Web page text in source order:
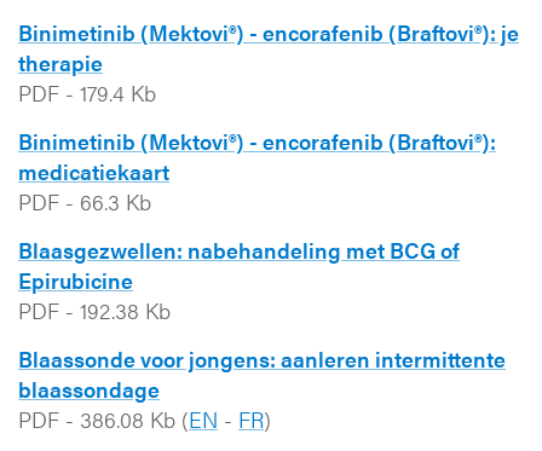
Binimetinib (Mektovi®) - encorafenib (Braftovi®): je
therapie
PDF - 179.4 Kb
Binimetinib (Mektovi®) - encorafenib (Braftovi®):
medicatiekaart
PDF - 66.3 Kb
Blaasgezwellen: nabehandeling met BCG of
Epirubicine
PDF - 192.38 Kb
Blaassonde voor jongens: aanleren intermittente
blaassondage
PDF - 386.08 Kb (EN - FR)